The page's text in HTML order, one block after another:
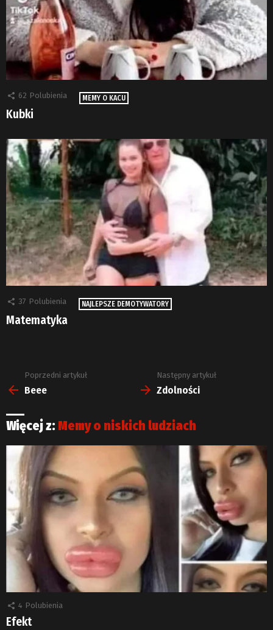
62 Polubienia MEMY O KACU
Kubki
37 Polubienia NAJLEPSZE DEMOTYWATORY
Matematyka
Zobacz
więcej
Poprzedni artykuł
Beee
Następny artykuł
Zdolności
Więcej z: Memy o niskich ludziach
4 Polubienia
Efekt